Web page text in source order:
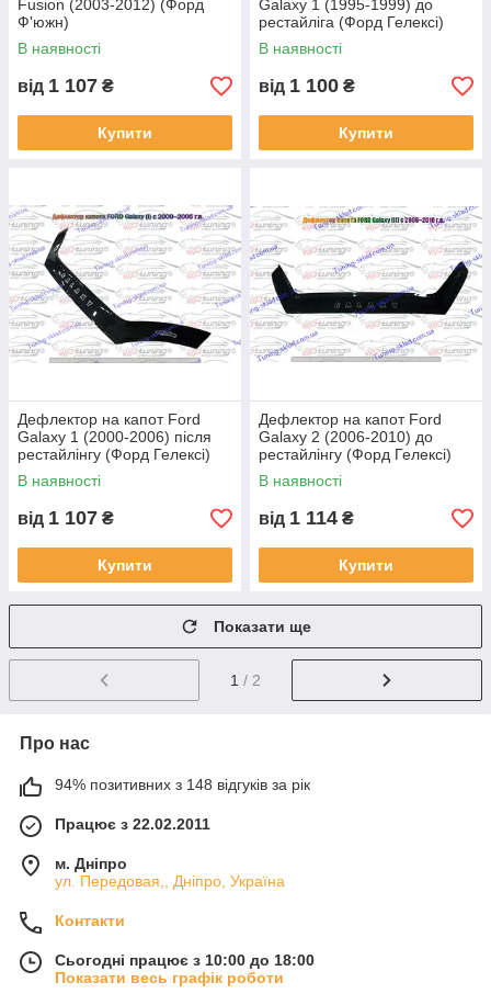
Fusion (2003-2012) (Форд
Ф'южн)
В наявності
від 1 107 ₴
Купити
Galaxy 1 (1995-1999) до
рестайліга (Форд Гелексі)
В наявності
від 1 100 ₴
Купити
Дефлектор на капот Ford
Galaxy 1 (2000-2006) після
рестайлінгу (Форд Гелексі)
В наявності
від 1 107 ₴
Купити
Дефлектор на капот Ford
Galaxy 2 (2006-2010) до
рестайлінгу (Форд Гелексі)
В наявності
від 1 114 ₴
Купити
Показати ще
1 / 2
Про нас
94% позитивних з 148 відгуків за рік
Працює з 22.02.2011
м. Дніпро
ул. Передовая,, Дніпро, Україна
Контакти
Сьогодні працює з 10:00 до 18:00
Показати весь графік роботи